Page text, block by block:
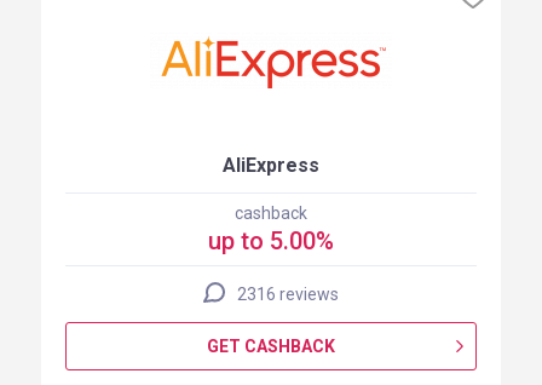
AliExpress
cashback
up to 5.00%
2316 reviews
GET CASHBACK